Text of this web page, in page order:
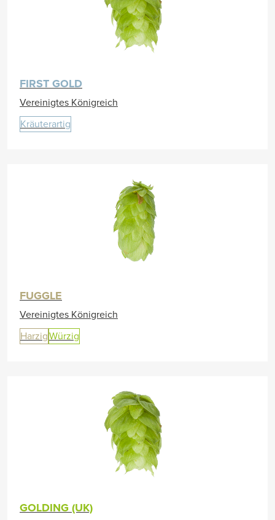
FIRST GOLD
Vereinigtes Königreich
Kräuterartig
FUGGLE
Vereinigtes Königreich
HarzigWürzig
GOLDING (UK)